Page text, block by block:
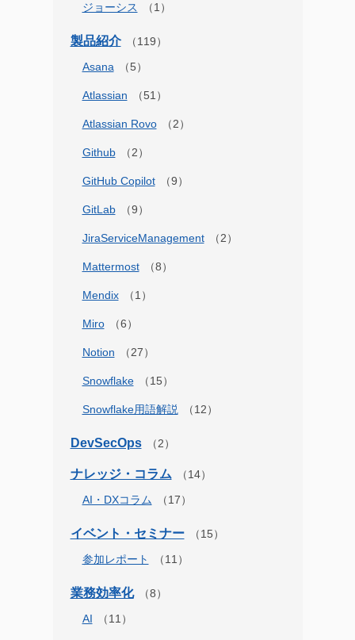
ジョーシス
製品紹介
Asana
Atlassian
Atlassian Rovo
Github
GitHub Copilot
GitLab
JiraServiceManagement
Mattermost
Mendix
Miro
Notion
Snowflake
Snowflake用語解説
DevSecOps
ナレッジ・コラム
AI・DXコラム
イベント・セミナー
参加レポート
業務効率化
AI